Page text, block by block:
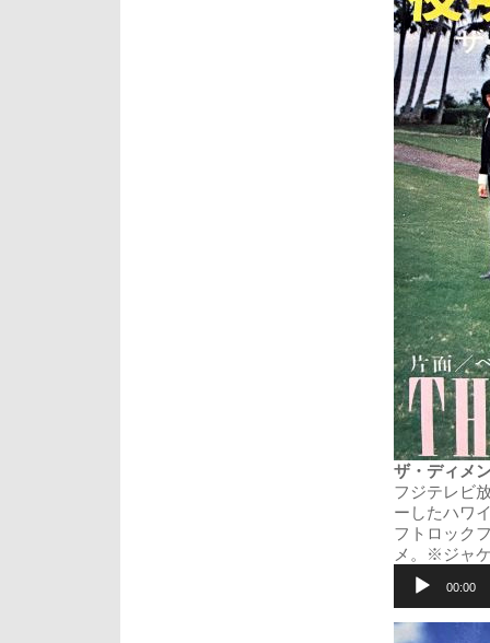
ザ・ディメ
フジテレビ
ーしたハワ
フトロック
メ。※ジャ
プ
レ
00:00